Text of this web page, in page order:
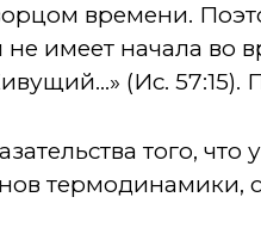
времени.
имеет начала во
(Ис. 57:15).
того,
термодинамики,